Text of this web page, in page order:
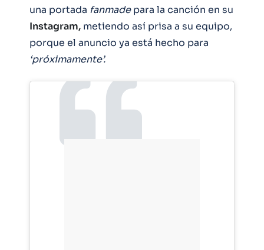
una portada fanmadepara la canción en su
Instagram, metiendo así prisa a su equipo,
porque el anuncio ya está hecho para
‘próximamente’.